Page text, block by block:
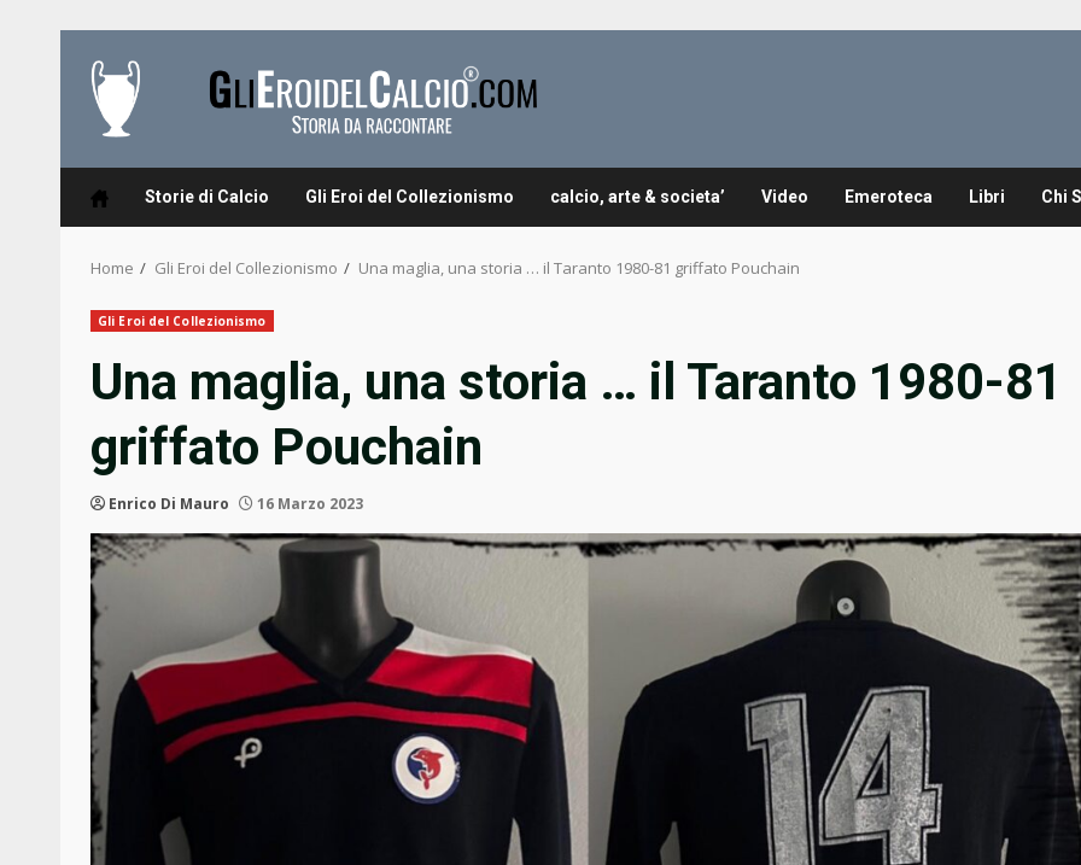
content
Storie di Calcio Gli Eroi del Collezionismo calcio, arte & societa’ Video Emeroteca Libri Chi
Home Gli Eroi del Collezionismo Una maglia, una storia … il Taranto 1980-81 griffato Pouchain
Gli Eroi del Collezionismo
Una maglia, una storia … il Taranto 1980-81
griffato Pouchain
Enrico Di Mauro 16 Marzo 2023